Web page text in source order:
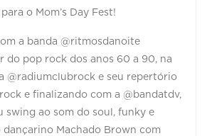
o Mom’s Day Fest!
a banda @ritmosdanoite
do pop rock dos anos 60 a 90, na
@radiumclubrock e seu repertório
e finalizando com a @bandatdv,
swing ao som do soul, funky e
dançarino Machado Brown com